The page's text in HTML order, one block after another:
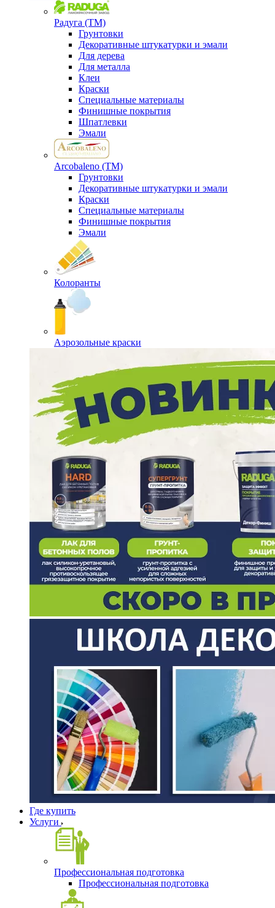
Радуга (ТМ)
Грунтовки
Декоративные штукатурки и эмали
Для дерева
Для металла
Клеи
Краски
Специальные материалы
Финишные покрытия
Шпатлевки
Эмали
Arcobaleno (ТМ)
Грунтовки
Декоративные штукатурки и эмали
Краски
Специальные материалы
Финишные покрытия
Эмали
Колоранты
Аэрозольные краски
Где купить
Услуги
Профессиональная подготовка
Профессиональная подготовка